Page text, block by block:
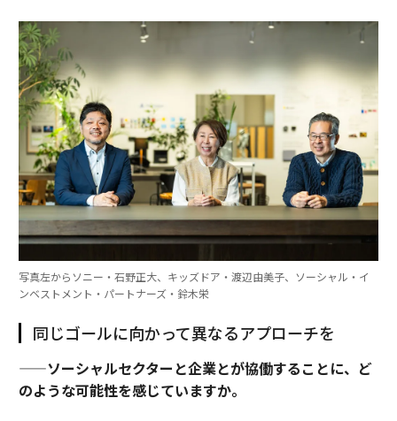
写真左からソニー・石野正大、キッズドア・渡辺由美子、ソーシャル・イ
ンベストメント・パートナーズ・鈴木栄
同じゴールに向かって異なるアプローチを
——ソーシャルセクターと企業とが協働することに、ど
のような可能性を感じていますか。